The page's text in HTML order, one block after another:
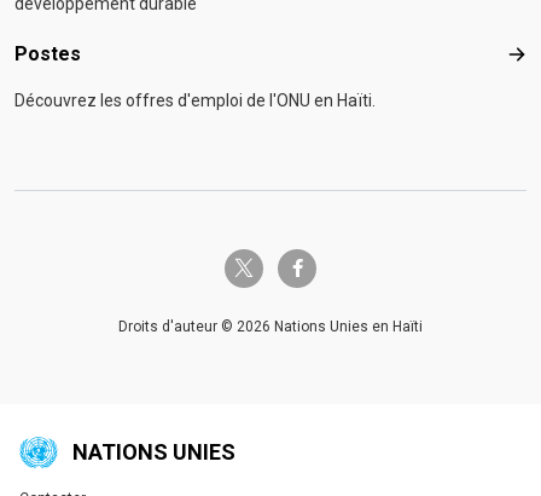
Postes
Découvrez les offres d'emploi de l'ONU en Haïti.
twitter-x facebook-f
Droits d'auteur © 2026 Nations Unies en Haïti
NATIONS UNIES